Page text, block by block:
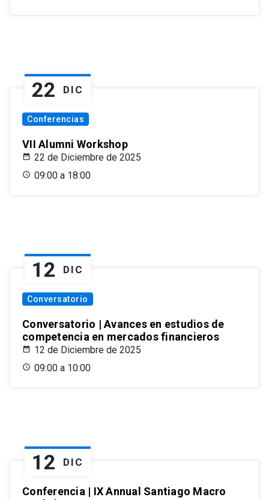
22 DIC
Conferencias
VII Alumni Workshop
22 de Diciembre de 2025
09:00 a 18:00
12 DIC
Conversatorio
Conversatorio | Avances en estudios de
competencia en mercados financieros
12 de Diciembre de 2025
09:00 a 10:00
12 DIC
Conferencia | IX Annual Santiago Macro